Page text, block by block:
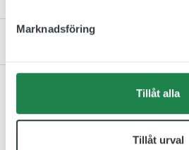
Marknadsföring
Tillåt alla
Tillåt urval
Relaterade produkter